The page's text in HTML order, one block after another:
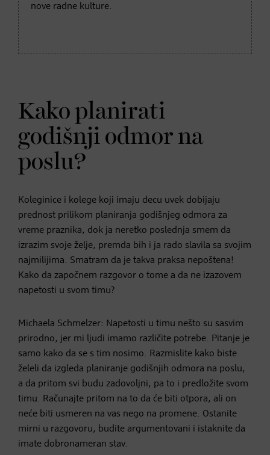
nove radne kulture.
Kako planirati
godišnji odmor na
poslu?
Koleginice i kolege koji imaju decu uvek dobijaju
prednost prilikom planiranja godišnjeg odmora za
vreme praznika, dok ja neretko poslednja smem da
izrazim svoje želje, premda bih i ja rado slavila sa svojim
najmilijima. Smatram da je takva praksa nepoštena!
Kako da započnem razgovor o tome a da ne izazovem
napetosti u svom timu?
Michaela Schmelzer: Napetosti u timu nešto su sasvim
prirodno, jer mi ljudi imamo različite potrebe. Pitanje je
samo kako da se s tim nosimo. Razmislite kako biste
želeli da izgleda planiranje godišnjih odmora na poslu,
a da pritom svi budu zadovoljni, pa to i predložite svom
timu. Računajte pritom na to da će biti otpora, ali on
neće biti usmeren na vas nego na promene. Ostanite
mirni u razgovoru, budite argumentovani i istaknite da
imate dobronameran stav.